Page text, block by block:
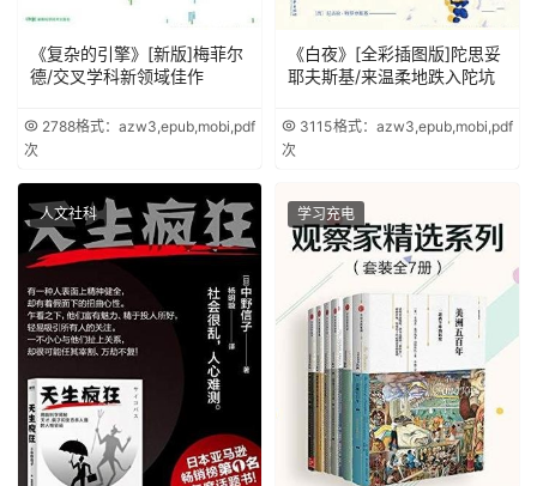
《复杂的引擎》[新版]梅菲尔
德/交叉学科新领域佳作
2788
次
格式：azw3,epub,mobi,pdf
《白夜》[全彩插图版]陀思妥
耶夫斯基/来温柔地跌入陀坑
3115
次
格式：azw3,epub,mobi,pdf
人文社科 学习充电